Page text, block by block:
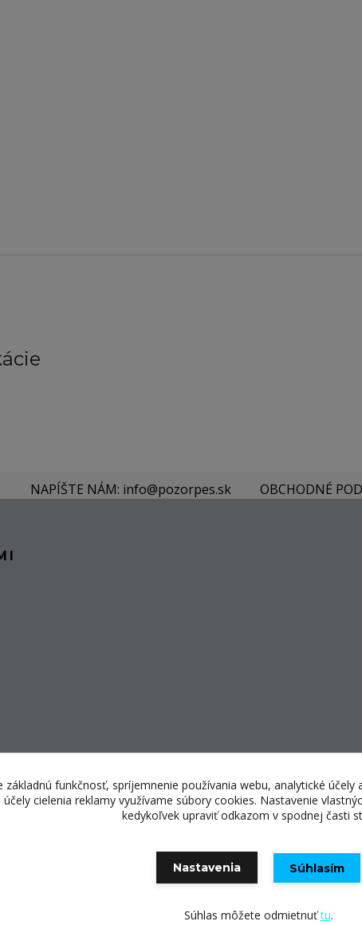
NAPÍŠTE NÁM: info@pozorpes.sk OBCHODNÉ
© Copyright 2025 E-shopping center, s.r.o.
Vytvorené na
základnú funkčnosť, spríjemnenie používania webu, analytické účely
účely cielenia reklamy využívame súbory cookies. Nastavenie
kedykoľvek upraviť odkazom v spodnej časti
Nastavenia Súhlasím
Súhlas môžete odmietnuťtu.